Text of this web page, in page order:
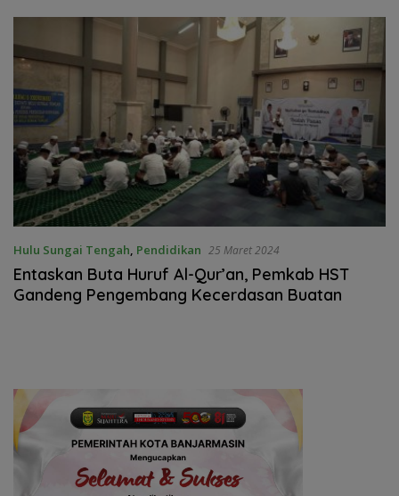
Hulu Sungai Tengah, Pendidikan 25 Maret 2024
Entaskan Buta Huruf Al-Qur’an, Pemkab HST
Gandeng Pengembang Kecerdasan Buatan